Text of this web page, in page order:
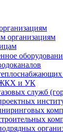
организациям
и УК
служб